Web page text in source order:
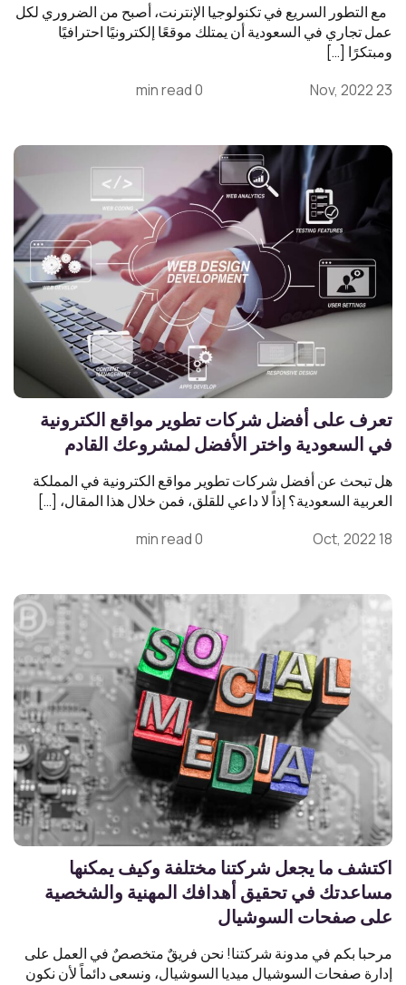
مع التطور السريع في تكنولوجيا الإنترنت، أصبح من الضروري لكل
عمل تجاري في السعودية أن يمتلك موقعًا إلكترونيًا احترافيًا
ومبتكرًا […]
23 Nov, 2022
0 min read
تعرف على أفضل شركات تطوير مواقع الكترونية
في السعودية واختر الأفضل لمشروعك القادم
هل تبحث عن أفضل شركات تطوير مواقع الكترونية في المملكة
العربية السعودية؟ إذاً لا داعي للقلق، فمن خلال هذا المقال، […]
18 Oct, 2022
0 min read
اكتشف ما يجعل شركتنا مختلفة وكيف يمكنها
مساعدتك في تحقيق أهدافك المهنية والشخصية
على صفحات السوشيال
مرحبا بكم في مدونة شركتنا! نحن فريقٌ متخصصٌ في العمل على
إدارة صفحات السوشيال ميديا السوشيال، ونسعى دائماً لأن نكون